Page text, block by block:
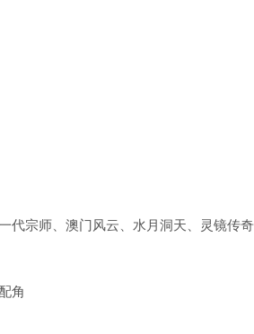
宗师、澳门风云、水月洞天、灵镜传奇
角